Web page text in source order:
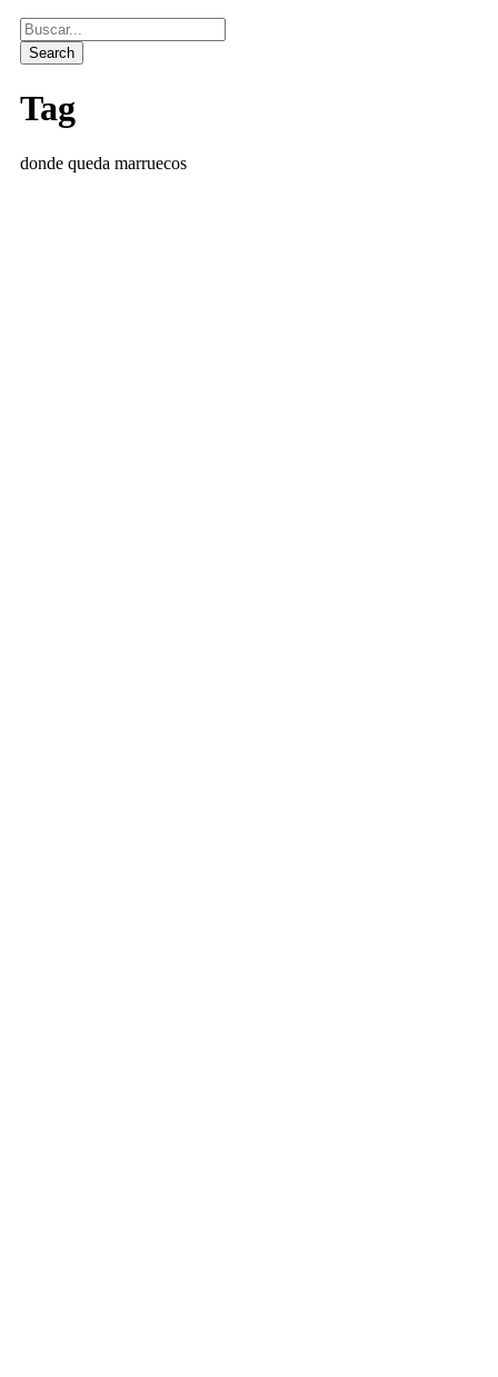
Tag
donde queda marruecos